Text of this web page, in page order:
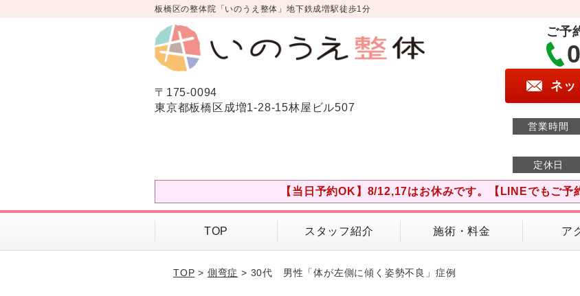
板橋区の整体院「いのうえ整体」地下鉄成増駅徒歩1分
〒175-0094
東京都板橋区成増1-28-15林屋ビル507
ご予
ネッ
営業時間
定休日
【当日予約OK】8/12,17はお休みです。【LINEでもご予
TOP スタッフ紹介 施術・料金 ア
TOP > 側弯症 > 30代 男性「体が左側に傾く姿勢不良」症例